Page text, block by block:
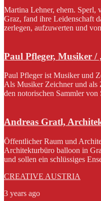
Martina Lehner, ehem. Sperl,
Graz, fand ihre Leidenschaft
zerlegen, aufzuwerten und
Paul Pfleger, Musiker /
Paul Pfleger ist Musiker und
Als Musiker Zeichner und als
den notorischen Sammler von
Andreas Gratl,
Öffentlicher Raum und
Architekturbüro balloon in
und sollen ein schlüssiges
CREATIVE AUSTRIA
3 years ago